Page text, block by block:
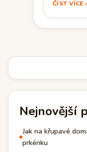
ČÍST VÍCE
Nejnovější
Jak na křupavé
prkénku